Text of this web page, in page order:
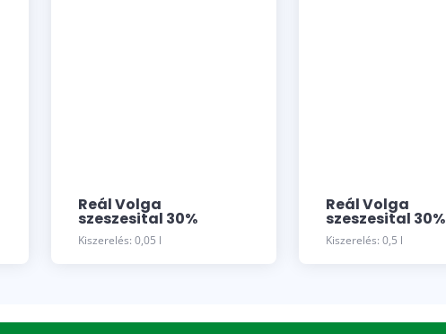
Reál Volga
szeszesital 30%
Kiszerelés: 0,05 l
Reál Volga
szeszesital 30%
Kiszerelés: 0,5 l